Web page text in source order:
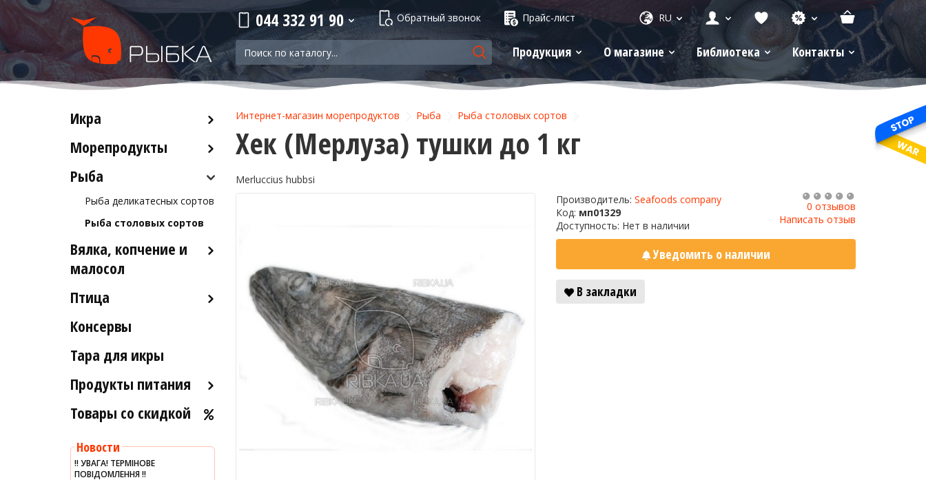
044 332 91 90 Обратный звонок Прайс-лист RU
Продукция О магазине Библиотека Контакты
Икра
Красная икра
Морепродукты
Кальмары
Осьминоги
Крабы
Лобстеры / Омары
Морской коктейль
Морские ежи
Улитки
Устрицы
Рыба
Рыба деликатесных сортов
Рыба столовых сортов
Вялка, копчение и
малосол
Икра вяленая
Рыба слабосоленая
Рыба холодного и
Птица
Индейка
Консервы
Тара для икры
Продукты питания
Оливковое масло
Уксус
Сыры
Товары со скидкой
Новости
‼️ УВАГА! ТЕРМІНОВЕ
ПОВІДОМЛЕННЯ ‼️
Интернет-магазин морепродуктов Рыба Рыба столовых сортов
Хек (Мерлуза) тушки до 1 кг
Merluccius hubbsi
Производитель: Seafoods company
Код: мп01329
Доступность: Нет в наличии
0 отзывов
Написать отзыв
Уведомить о наличии
В закладки